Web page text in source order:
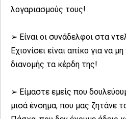
λογαριασμούς τους!
➢ Είναι οι συνάδελφοι στα
Εχιονίσει είναι απίκο για να
διανομής τα κέρδη της!
➢ Είμαστε εμείς που
μισά ένσημα, που μας ζητάνε